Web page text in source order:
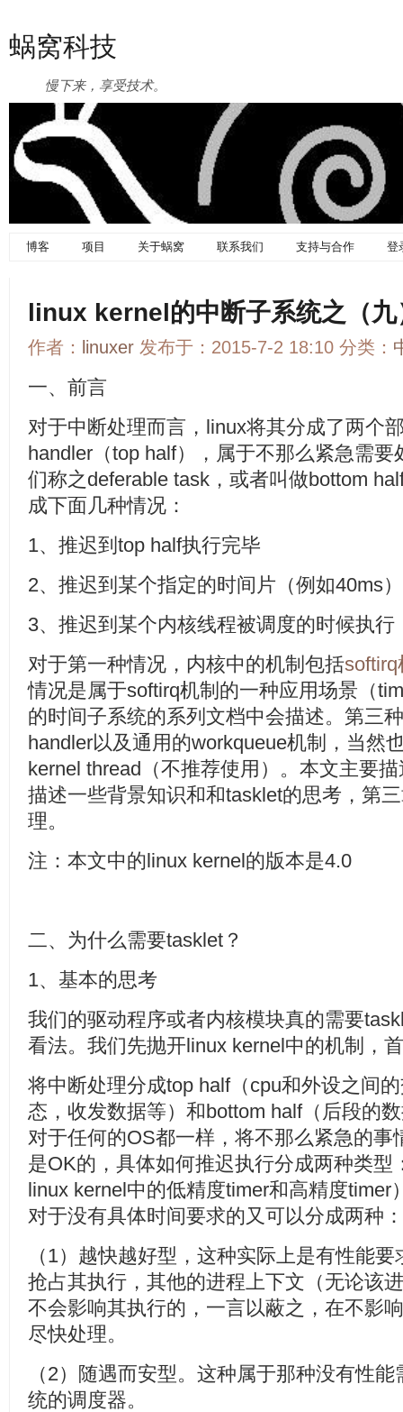
蜗窝科技
慢下来，享受技术。
博客 项目 关于蜗窝 联系我们 支持与合作 登
linux kernel的中断子系统之（
作者： linuxer 发布于：2015-7-2 18:10 分类：
一、前言
对于中断处理而言，linux将其分成了两个
handler（top half），属于不那么紧急需
们称之deferable task，或者叫做bottom
成下面几种情况：
1、推迟到top half执行完毕
2、推迟到某个指定的时间片（例如40ms
3、推迟到某个内核线程被调度的时候执行
对于第一种情况，内核中的机制包括softirq
情况是属于softirq机制的一种应用场景（
的时间子系统的系列文档中会描述。第三
handler以及通用的workqueue机制，当然
kernel thread（不推荐使用）。本文主要
描述一些背景知识和和tasklet的思考，第
理。
注：本文中的linux kernel的版本是4.0
二、为什么需要tasklet？
1、基本的思考
我们的驱动程序或者内核模块真的需要
看法。我们先抛开linux kernel中的机制，
将中断处理分成top half（cpu和外设之间
态，收发数据等）和bottom half（后段的
对于任何的OS都一样，将不那么紧急的事
是OK的，具体如何推迟执行分成两种类型
linux kernel中的低精度timer和高精度timer
对于没有具体时间要求的又可以分成两种：
（1）越快越好型，这种实际上是有性能
抢占其执行，其他的进程上下文（无论该
不会影响其执行的，一言以蔽之，在不影
尽快处理。
（2）随遇而安型。这种属于那种没有性
统的调度器。